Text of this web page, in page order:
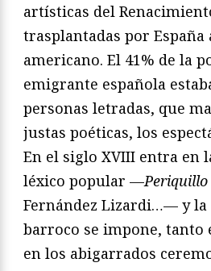
artísticas del
trasplantadas por
americano. El 41% de la
emigrante española
personas letradas, que
justas poéticas, los
En el siglo XVIII entra en
léxico popular —
Fernández Lizardi…— y
barroco se impone, tanto
en los abigarrados